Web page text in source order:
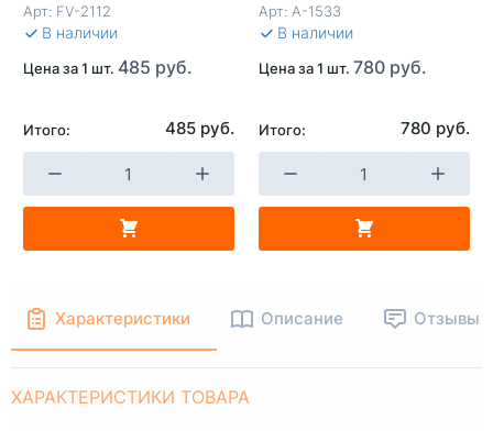
Арт: FV-2112
В наличии
Цена за 1 шт. 485 руб.
Итого: 485 руб.
Арт: A-1533
В наличии
Цена за 1 шт. 780 руб.
Итого: 780 руб.
КОРЗИНУ В КОРЗИНУ
Характеристики Описание Отзывы
ХАРАКТЕРИСТИКИ ТОВАРА